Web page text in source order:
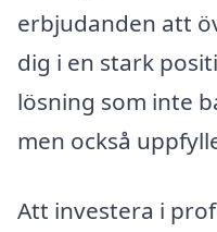
erbjudanden att
dig i en stark
lösning som inte
men också
Att investera i